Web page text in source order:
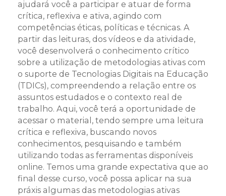
ajudará você a participar e atuar de forma
crítica, reflexiva e ativa, agindo com
competências éticas, políticas e técnicas. A
partir das leituras, dos vídeos e da atividade,
você desenvolverá o conhecimento crítico
sobre a utilização de metodologias ativas com
o suporte de Tecnologias Digitais na Educação
(TDICs), compreendendo a relação entre os
assuntos estudados e o contexto real de
trabalho. Aqui, você terá a oportunidade de
acessar o material, tendo sempre uma leitura
crítica e reflexiva, buscando novos
conhecimentos, pesquisando e também
utilizando todas as ferramentas disponíveis
online. Temos uma grande expectativa que ao
final desse curso, você possa aplicar na sua
práxis algumas das metodologias ativas